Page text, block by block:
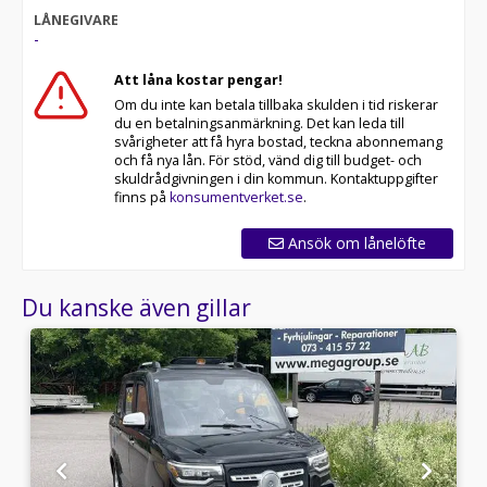
LÅNEGIVARE
-
Att låna kostar pengar!
Om du inte kan betala tillbaka skulden i tid riskerar
du en betalningsanmärkning. Det kan leda till
svårigheter att få hyra bostad, teckna abonnemang
och få nya lån. För stöd, vänd dig till budget- och
skuldrådgivningen i din kommun. Kontaktuppgifter
finns på konsumentverket.se.
Ansök om lånelöfte
Du kanske även gillar